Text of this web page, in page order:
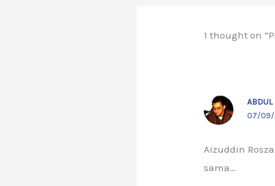
1 thought on
ABDUL
07/09/
Aizuddin
sama…